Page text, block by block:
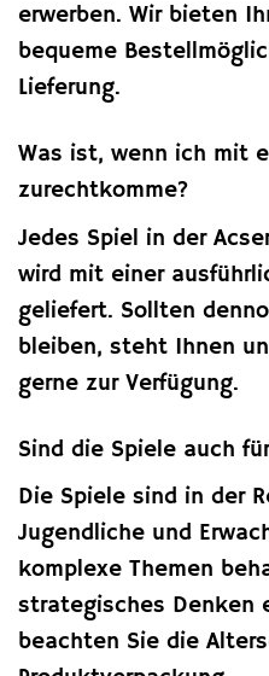
erwerben. Wir bieten
bequeme
Lieferung.
Was ist, wenn ich mit
zurechtkomme?
Jedes Spiel in der
wird mit einer
geliefert. Sollten
bleiben, steht Ihnen
gerne zur Verfügung.
Sind die Spiele auch
Die Spiele sind in der
Jugendliche und
komplexe Themen
strategisches Denken
beachten Sie die